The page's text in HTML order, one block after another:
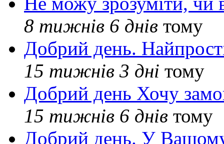
8 тижнів 6 днів тому
Добрий день.
15 тижнів 3 дні тому
Добрий день Хочу
15 тижнів 6 днів тому
Добрий день. У Вашому